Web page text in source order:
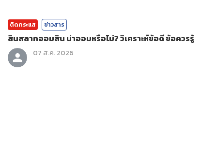
ติดกระแส ข่าวสาร
สินสลากออมสิน น่าออมหรือไม่? วิเคราะห์ข้อดี ข้อควรรู้
07 ส.ค. 2026